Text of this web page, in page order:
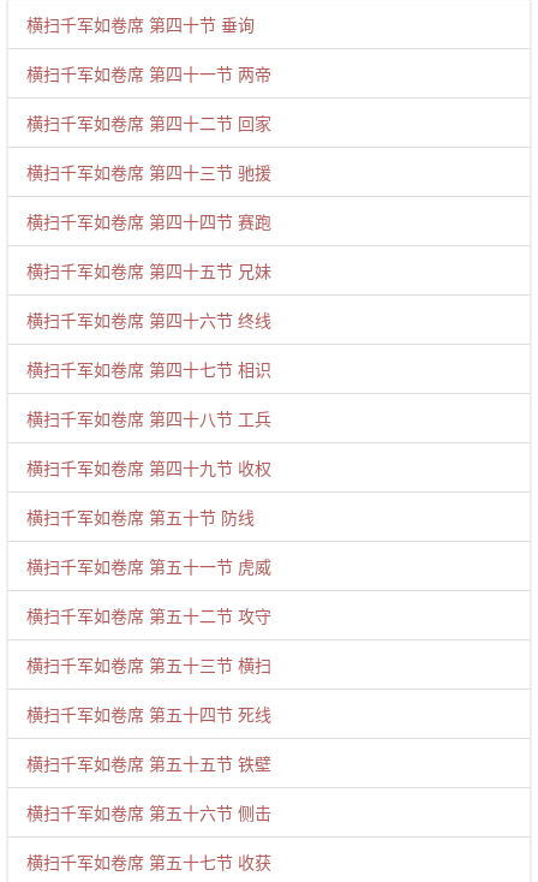
横扫千军如卷席 第四十节 垂询
横扫千军如卷席 第四十一节 两帝
横扫千军如卷席 第四十二节 回家
横扫千军如卷席 第四十三节 驰援
横扫千军如卷席 第四十四节 赛跑
横扫千军如卷席 第四十五节 兄妹
横扫千军如卷席 第四十六节 终线
横扫千军如卷席 第四十七节 相识
横扫千军如卷席 第四十八节 工兵
横扫千军如卷席 第四十九节 收权
横扫千军如卷席 第五十节 防线
横扫千军如卷席 第五十一节 虎威
横扫千军如卷席 第五十二节 攻守
横扫千军如卷席 第五十三节 横扫
横扫千军如卷席 第五十四节 死线
横扫千军如卷席 第五十五节 铁壁
横扫千军如卷席 第五十六节 侧击
横扫千军如卷席 第五十七节 收获